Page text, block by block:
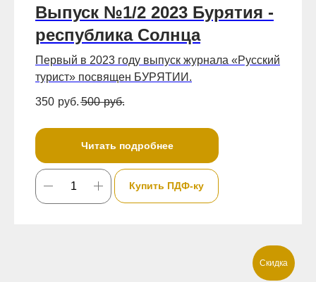
Выпуск №1/2 2023 Бурятия -
республика Солнца
Первый в 2023 году выпуск журнала «Русский
турист» посвящен БУРЯТИИ.
350 руб. 500 руб.
Читать подробнее
Купить ПДФ-ку
Скидка